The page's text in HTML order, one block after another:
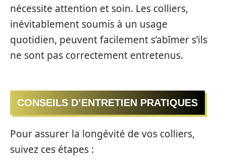
nécessite attention et soin. Les colliers,
inévitablement soumis à un usage
quotidien, peuvent facilement s’abîmer s’ils
ne sont pas correctement entretenus.
CONSEILS D’ENTRETIEN PRATIQUES
Pour assurer la longévité de vos colliers,
suivez ces étapes :